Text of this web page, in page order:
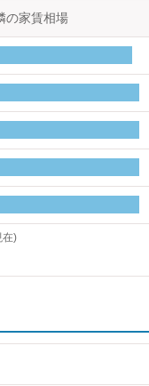
の家賃相場
在)